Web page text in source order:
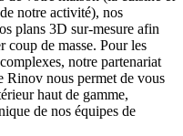
notre activité), nos
plans 3D sur-mesure afin
coup de masse. Pour les
notre partenariat
Rinov nous permet de vous
haut de gamme,
de nos équipes de